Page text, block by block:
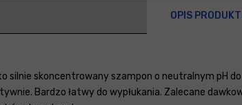
OPIS
silnie skoncentrowany szampon o neutralnym pH
Bardzo łatwy do wypłukania. Zalecane